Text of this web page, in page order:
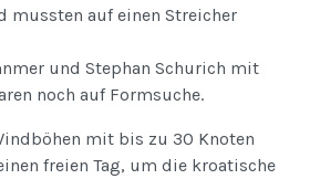
mussten auf einen Streicher
und Stephan Schurich mit
noch auf Formsuche.
mit bis zu 30 Knoten
freien Tag, um die kroatische